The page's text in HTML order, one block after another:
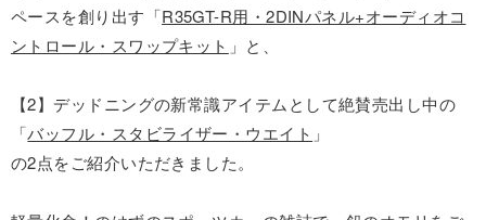
ペースを創り出す「R35GT-R用・2DINパネル+オーディオコ
ントロール・スワップキット 」と、
【2】デッドニングの新常識アイテムとして絶賛売出し中の
「バッフル・スタビライザー・ウエイト 」
の2点をご紹介いただきました。